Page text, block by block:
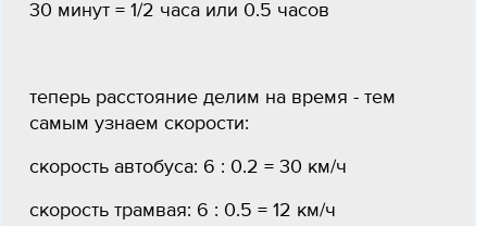
30 минут = 1/2 часа или 0.5 часов
теперь расстояние делим на время - тем
самым узнаем скорости:
скорость автобуса: 6 : 0.2 = 30 км/ч
скорость трамвая: 6 : 0.5 = 12 км/ч